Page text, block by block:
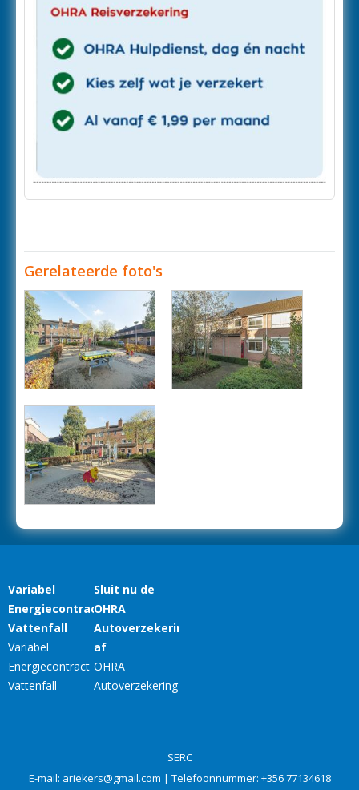
Gerelateerde foto's
SERC
E-mail: ariekers@gmail.com | Telefoonnummer: +356 77134618